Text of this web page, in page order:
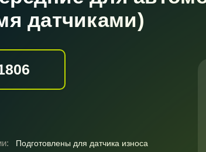
датчиками)
Подготовлены для датчика износа